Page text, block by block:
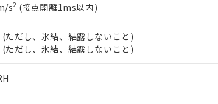
s2 (接点開離1ms以内)
だし、氷結、結露しないこと)
だし、氷結、結露しないこと)